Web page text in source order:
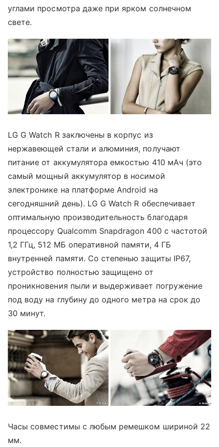
углами просмотра даже при ярком солнечном
свете.
LG G Watch R заключены в корпус из
нержавеющей стали и алюминия, получают
питание от аккумулятора емкостью 410 мАч (это
самый мощный аккумулятор в носимой
электронике на платформе Android на
сегодняшний день). LG G Watch R обеспечивает
оптимальную производительность благодаря
процессору Qualcomm Snapdragon 400 с частотой
1,2 ГГц, 512 МБ оперативной памяти, 4 ГБ
внутренней памяти. Со степенью защиты IP67,
устройство полностью защищено от
проникновения пыли и выдерживает погружение
под воду на глубину до одного метра на срок до
30 минут.
Часы совместимы с любым ремешком шириной 22
мм.